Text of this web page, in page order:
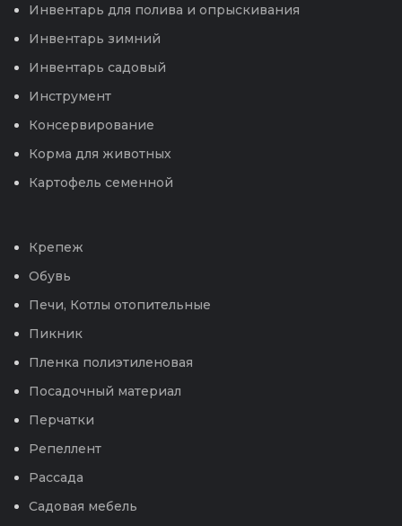
Инвентарь для полива и опрыскивания
Инвентарь зимний
Инвентарь садовый
Инструмент
Консервирование
Корма для животных
Картофель семенной
Крепеж
Обувь
Печи, Котлы отопительные
Пикник
Пленка полиэтиленовая
Посадочный материал
Перчатки
Репеллент
Рассада
Садовая мебель